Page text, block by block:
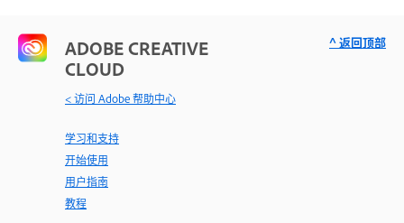
ADOBE CREATIVE
CLOUD
< 访问 Adobe 帮助中心
学习和支持
开始使用
用户指南
教程
^ 返回顶部